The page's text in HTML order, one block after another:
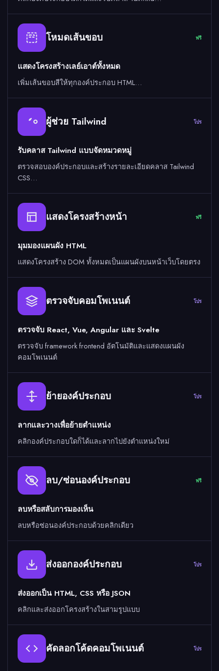
โหมดเส้นขอบ ฟรี
แสดงโครงสร้างเลย์เอาต์ทั้งหมด
เพิ่มเส้นขอบสีให้ทุกองค์ประกอบ HTML…
ผู้ช่วย Tailwind โปร
รับคลาส Tailwind แบบจัดหมวดหมู่
ตรวจสอบองค์ประกอบและสร้างรายละเอียดคลาส Tailwind
CSS…
แสดงโครงสร้างหน้า ฟรี
มุมมองแผนผัง HTML
แสดงโครงสร้าง DOM ทั้งหมดเป็นแผนผังบนหน้าเว็บโดยตรง
ตรวจจับคอมโพเนนต์ โปร
ตรวจจับ React, Vue, Angular และ Svelte
ตรวจจับ framework frontend อัตโนมัติและแสดงแผนผัง
คอมโพเนนต์
ย้ายองค์ประกอบ โปร
ลากและวางเพื่อย้ายตำแหน่ง
คลิกองค์ประกอบใดก็ได้และลากไปยังตำแหน่งใหม่
ลบ/ซ่อนองค์ประกอบ ฟรี
ลบหรือสลับการมองเห็น
ลบหรือซ่อนองค์ประกอบด้วยคลิกเดียว
ส่งออกองค์ประกอบ โปร
ส่งออกเป็น HTML, CSS หรือ JSON
คลิกและส่งออกโครงสร้างในสามรูปแบบ
คัดลอกโค้ดคอมโพเนนต์ โปร